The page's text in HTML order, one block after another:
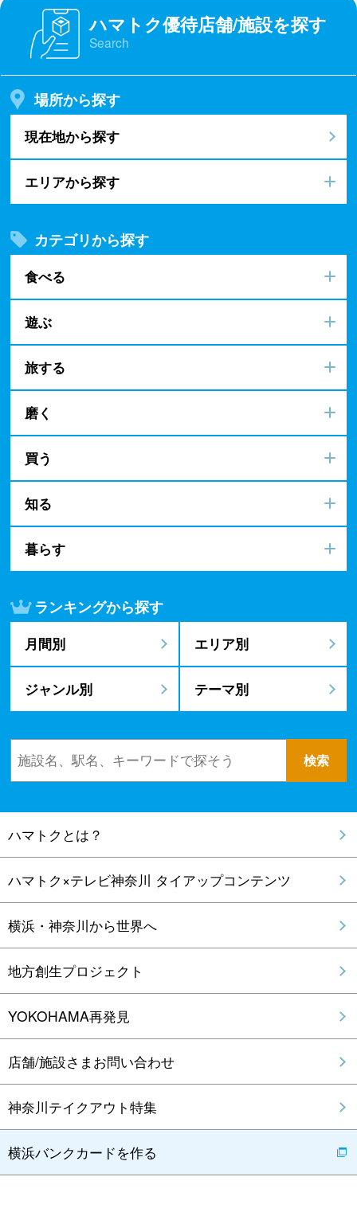
ハマトク優待店舗/施設を探す
Search
場所から探す
現在地から探す
エリアから探す
カテゴリから探す
食べる
遊ぶ
旅する
磨く
買う
知る
暮らす
ランキングから探す
月間別 エリア別
ジャンル別 テーマ別
ハマトクとは？
ハマトク×テレビ神奈川 タイアップコンテンツ
横浜・神奈川から世界へ
地方創生プロジェクト
YOKOHAMA再発見
店舗/施設さまお問い合わせ
神奈川テイクアウト特集
横浜バンクカードを作る